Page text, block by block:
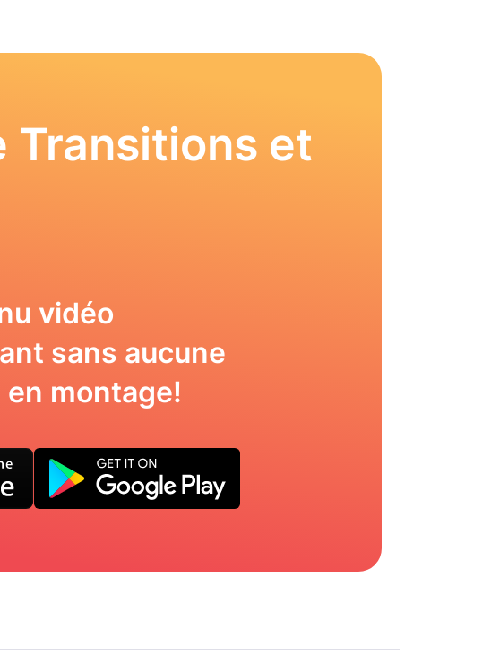
Transitions et
vidéo
sans aucune
montage!